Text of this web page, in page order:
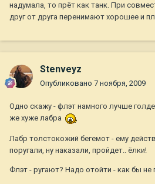
надумала, то прёт как танк. При
друг от друга перенимают хорошее и
Stenveyz
Опубликовано 7 ноября, 2009
Одно скажу - флэт намного лучше
же хуже лабра
Лабр толстокожий бегемот - ему
поругали, ну наказали, пройдет.. ёлки!
Флэт - ругают? Надо отойти - как бы не